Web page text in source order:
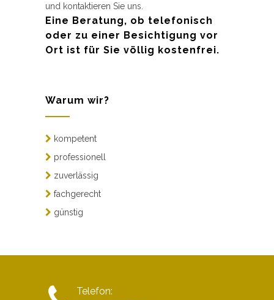
und kontaktieren Sie uns.
Eine Beratung, ob telefonisch
oder zu einer Besichtigung vor
Ort ist für Sie völlig kostenfrei.
Warum wir?
kompetent
professionell
zuverlässig
fachgerecht
günstig
Telefon: